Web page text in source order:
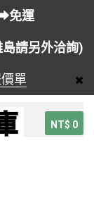
免運
請另外洽詢)
單
NT$ 0